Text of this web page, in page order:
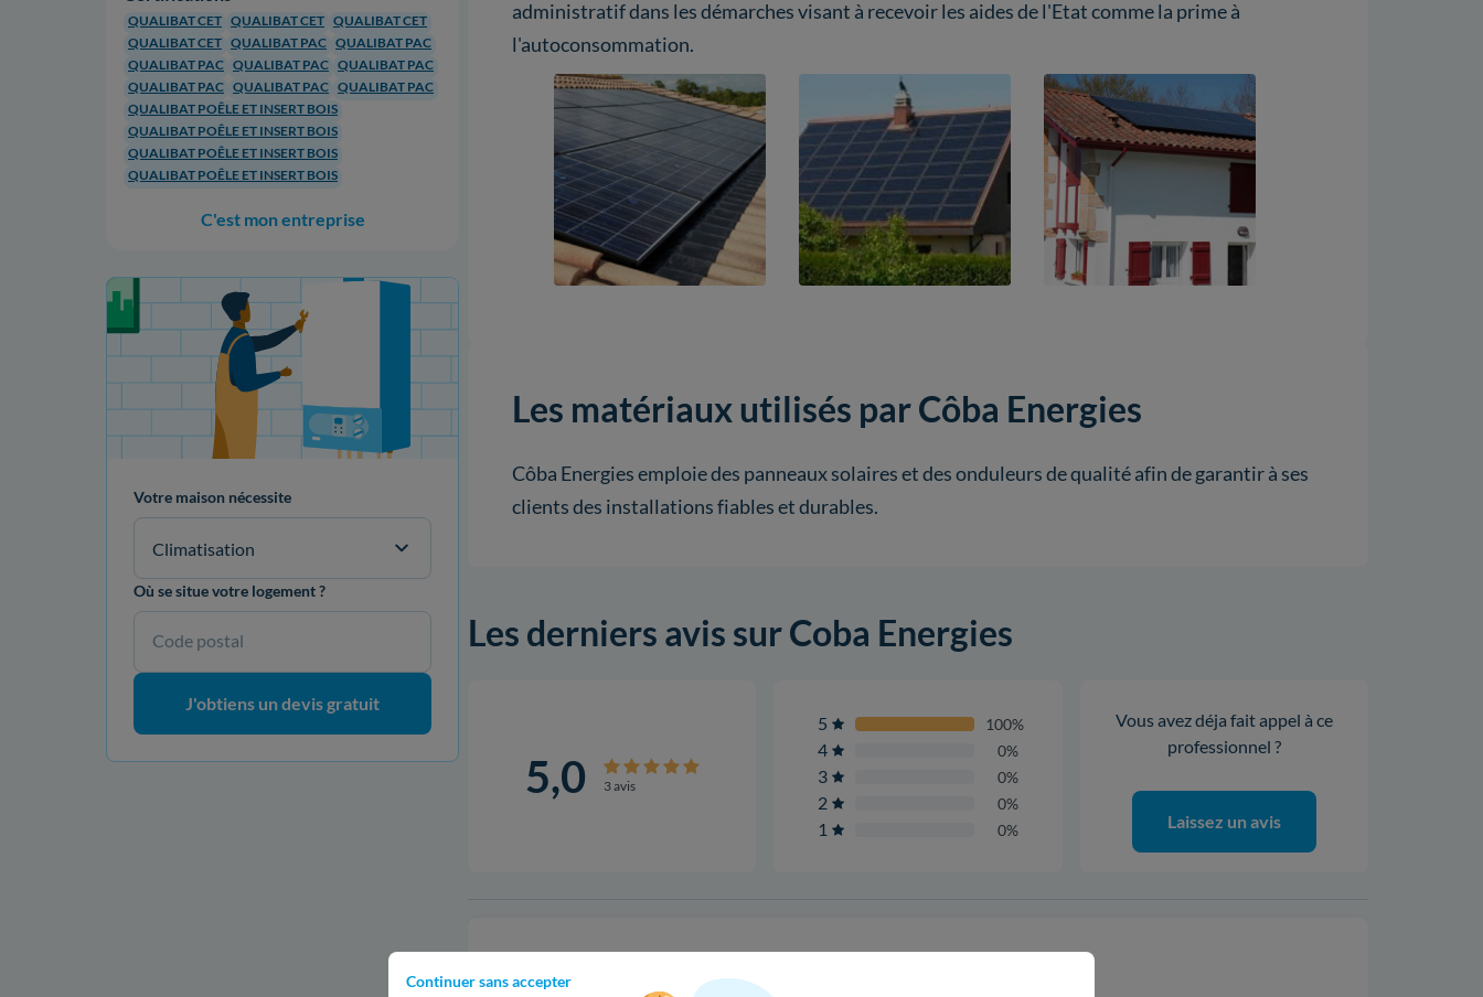
Continuer sans accepter
QUALIBAT CET QUALIBAT CET QUALIBAT CET
QUALIBAT CET QUALIBAT PAC QUALIBAT PAC
QUALIBAT PAC QUALIBAT PAC QUALIBAT PAC
QUALIBAT PAC QUALIBAT PAC QUALIBAT PAC
QUALIBAT POÊLE ET INSERT BOIS
QUALIBAT POÊLE ET INSERT BOIS
QUALIBAT POÊLE ET INSERT BOIS
QUALIBAT POÊLE ET INSERT BOIS
C'est mon entreprise
Votre projet de rénovation
Votre maison nécessite
Climatisation
Où se situe votre logement ?
Code postal
J'obtiens un devis gratuit
administratif dans les démarches visant à recevoir les aides de l'Etat comme la prime à
l'autoconsommation.
Les matériaux utilisés par Côba Energies
Côba Energies emploie des panneaux solaires et des onduleurs de qualité afin de garantir à ses
clients des installations fiables et durables.
Les derniers avis sur Coba Energies
5,0 3 avis
5 100%
4 0%
3 0%
2 0%
1 0%
Vous avez déja fait appel à ce
professionnel ?
Laissez un avis
Valérie
Installation d'un 3,0 kWc en août 2019